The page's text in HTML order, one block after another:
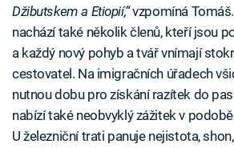
Džibutskem a Etiopií,“vzpomíná
nachází také několik členů, kteří jsou
a každý nový pohyb a tvář vnímají
cestovatel. Na imigračních úřadech
nutnou dobu pro získání razítek do
nabízí také neobvyklý zážitek v
U železniční trati panuje nejistota,